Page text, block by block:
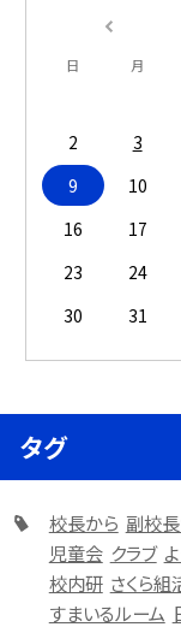
日 月
2
3
9
10
16
17
23
24
30
31
タグ
校長から 副校
児童会 クラブ
校内研 さくら組
すまいるルーム